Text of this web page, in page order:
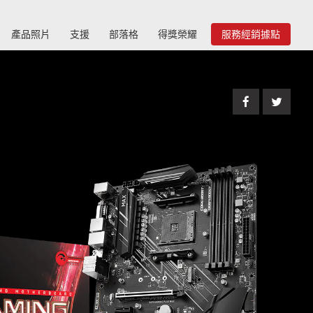
產品照片 支援 部落格 得獎榮耀 服務經銷據點